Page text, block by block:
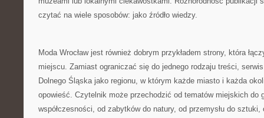
czytać na wiele sposobów: jako źródło wiedzy.
Moda Wrocław jest również dobrym przykładem strony, która
miejscu. Zamiast ograniczać się do jednego rodzaju treści,
Dolnego Śląska jako regionu, w którym każde miasto i każda
opowieść. Czytelnik może przechodzić od tematów miejskich do
współczesności, od zabytków do natury, od przemysłu do